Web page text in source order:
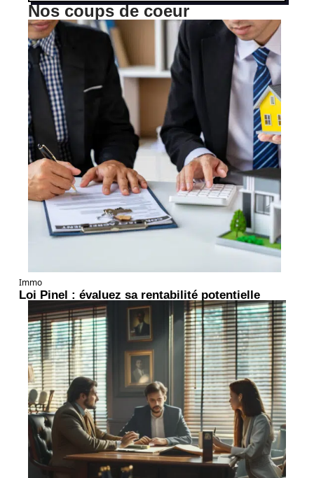
Nos coups de coeur
Immo
Loi Pinel : évaluez sa rentabilité potentielle